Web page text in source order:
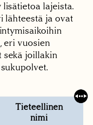
lisätietoa lajeista.
lähteestä ja ovat
eri vuosien
sekä joillakin
Tieteellinen
nimi